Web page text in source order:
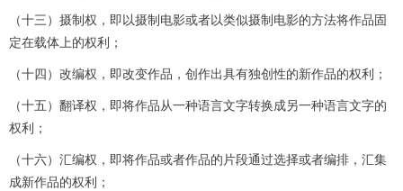
（十三）摄制权，即以摄制电影或者以类似摄制电影的方法将作品固
定在载体上的权利；
（十四）改编权，即改变作品，创作出具有独创性的新作品的权利；
（十五）翻译权，即将作品从一种语言文字转换成另一种语言文字的
权利；
（十六）汇编权，即将作品或者作品的片段通过选择或者编排，汇集
成新作品的权利；